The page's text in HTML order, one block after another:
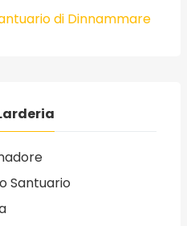
di Dinnammare
Santuario